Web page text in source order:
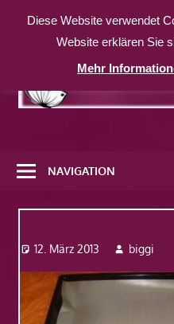
Inhalt
weitere
Website
NAVIGATION
12. März 2013 biggi
Diese Website verwendet
Website erklären Sie
Mehr